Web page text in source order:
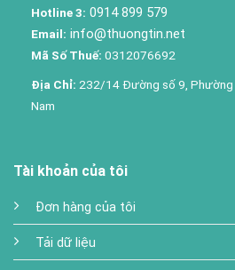
Hotline 3: 0914 899 579
Email: info@thuongtin.net
Mã Số Thuế: 0312076692
Địa Chỉ: 232/14 Đường số 9, Phường
Nam
Tài khoản của tôi
Đơn hàng của tôi
Tải dữ liệu